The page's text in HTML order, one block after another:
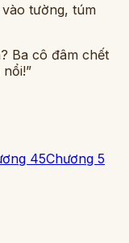
tường, túm
Ba cô đâm chết
45Chương 5